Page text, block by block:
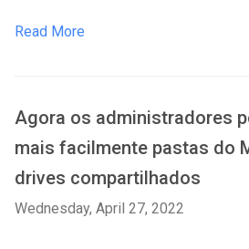
Read More
Agora os administradores
mais facilmente pastas do
drives compartilhados
Wednesday, April 27, 2022